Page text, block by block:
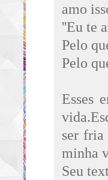
amo
''Eu te
Pelo
Pelo
Esses
ser fria
minha
Seu